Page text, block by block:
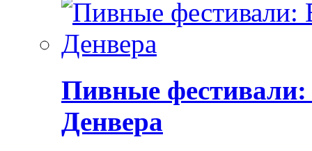
Пивные фестивали:
Денвера